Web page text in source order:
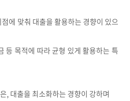
에 맞춰 대출을 활용하는 경향이 있으
등 목적에 따라 균형 있게 활용하는 특
, 대출을 최소화하는 경향이 강하며